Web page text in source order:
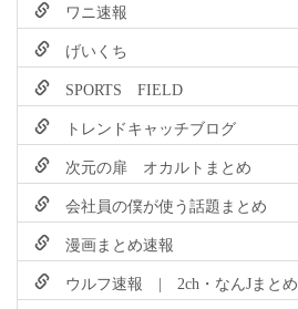
ワニ速報
げいくち
SPORTS FIELD
トレンドキャッチブログ
次元の扉 オカルトまとめ
会社員の僕が使う話題まとめ
漫画まとめ速報
ウルフ速報 | 2ch・なんJまとめ